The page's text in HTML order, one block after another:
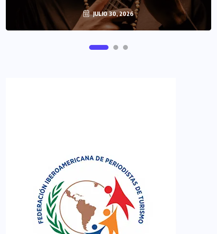
JULIO 30, 2026